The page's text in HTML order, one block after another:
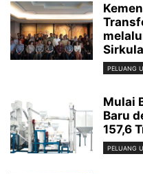
PELUANG
Mulai
Baru
157,6
PELUANG